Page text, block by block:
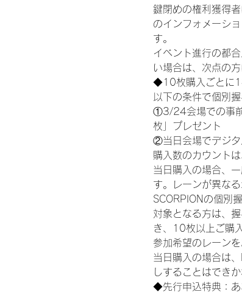
鍵閉めの権利獲得
のインフォメーシ
す。
イベント進行の都
い場合は、次点の
◆10枚購入ごとに1
以下の条件で個別
①3/24会場での事前
枚」プレゼント
②当日会場でデジタ
購入数のカウント
当日購入の場合、
す。レーンが異な
SCORPIONの個別
対象となる方は、
き、10枚以上ご購
参加希望のレーンを
当日購入の場合は
しすることはでき
◆先行申込特典：あ